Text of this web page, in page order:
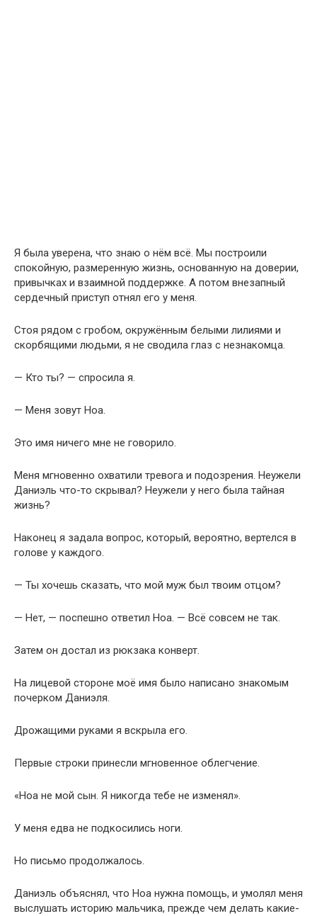
Я была уверена, что знаю о нём всё. Мы построили
спокойную, размеренную жизнь, основанную на доверии,
привычках и взаимной поддержке. А потом внезапный
сердечный приступ отнял его у меня.
Стоя рядом с гробом, окружённым белыми лилиями и
скорбящими людьми, я не сводила глаз с незнакомца.
— Кто ты? — спросила я.
— Меня зовут Ноа.
Это имя ничего мне не говорило.
Меня мгновенно охватили тревога и подозрения. Неужели
Даниэль что-то скрывал? Неужели у него была тайная
жизнь?
Наконец я задала вопрос, который, вероятно, вертелся в
голове у каждого.
— Ты хочешь сказать, что мой муж был твоим отцом?
— Нет, — поспешно ответил Ноа. — Всё совсем не так.
Затем он достал из рюкзака конверт.
На лицевой стороне моё имя было написано знакомым
почерком Даниэля.
Дрожащими руками я вскрыла его.
Первые строки принесли мгновенное облегчение.
«Ноа не мой сын. Я никогда тебе не изменял».
У меня едва не подкосились ноги.
Но письмо продолжалось.
Даниэль объяснял, что Ноа нужна помощь, и умолял меня
выслушать историю мальчика, прежде чем делать какие-